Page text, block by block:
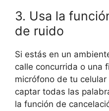
3. Usa la
de ruido
Si estás en un
calle concurrida o una
micrófono de tu
captar todas las
la función de